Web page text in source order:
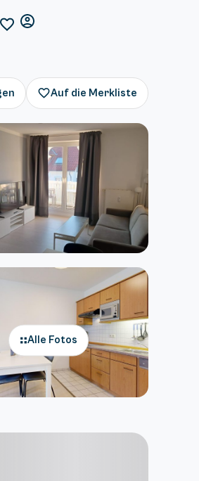
Auf die Merkliste
Alle Fotos